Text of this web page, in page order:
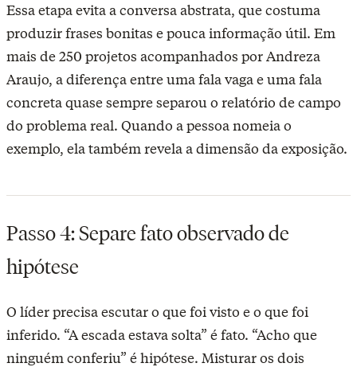
Essa etapa evita a conversa abstrata, que costuma
produzir frases bonitas e pouca informação útil. Em
mais de 250 projetos acompanhados por Andreza
Araujo, a diferença entre uma fala vaga e uma fala
concreta quase sempre separou o relatório de campo
do problema real. Quando a pessoa nomeia o
exemplo, ela também revela a dimensão da exposição.
Passo 4: Separe fato observado de
hipótese
O líder precisa escutar o que foi visto e o que foi
inferido. “A escada estava solta” é fato. “Acho que
ninguém conferiu” é hipótese. Misturar os dois